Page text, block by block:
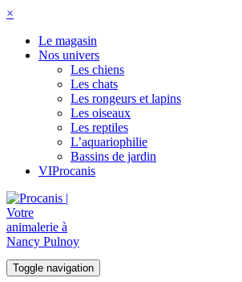
×
Le magasin
Nos univers
Les chiens
Les chats
Les rongeurs et lapins
Les oiseaux
Les reptiles
L’aquariophilie
Bassins de jardin
VIProcanis
Toggle navigation